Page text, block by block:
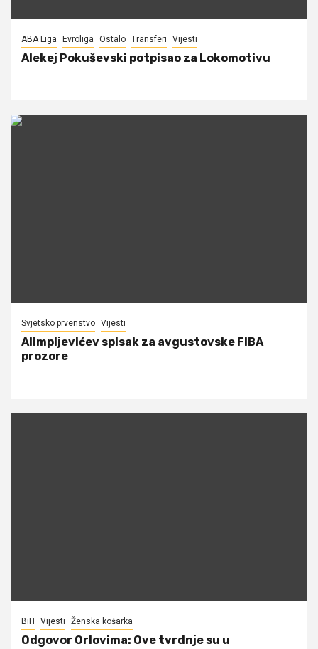
ABA Liga Evroliga Ostalo Transferi Vijesti
Alekej Pokuševski potpisao za Lokomotivu
Svjetsko prvenstvo Vijesti
Alimpijevićev spisak za avgustovske FIBA
prozore
BiH Vijesti Ženska košarka
Odgovor Orlovima: ​Ove tvrdnje su u